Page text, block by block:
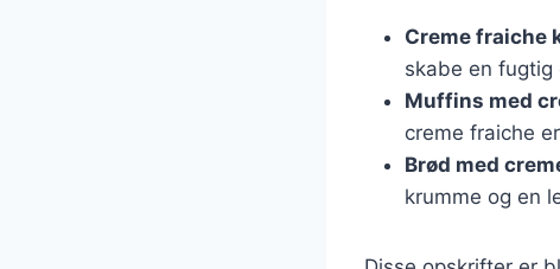
Creme fraiche
skabe en
Muffins med
creme fraiche
Brød med
krumme og en